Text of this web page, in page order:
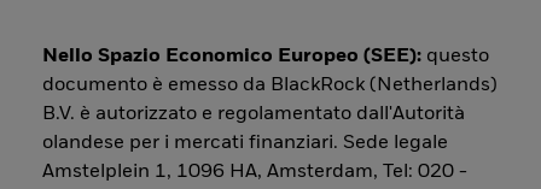
Nello Spazio Economico Europeo (SEE): questo
documento è emesso da BlackRock (Netherlands)
B.V. è autorizzato e regolamentato dall'Autorità
olandese per i mercati finanziari. Sede legale
Amstelplein 1, 1096 HA, Amsterdam, Tel: 020 -